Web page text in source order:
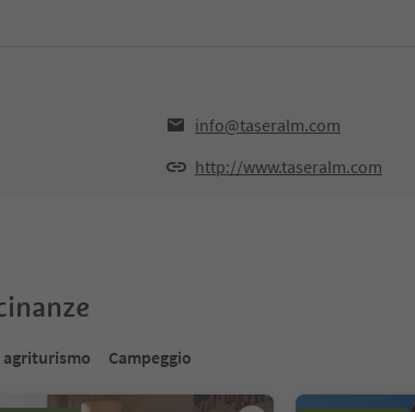
info@taseralm.com
http://www.taseralm.com
agriturismo Campeggio